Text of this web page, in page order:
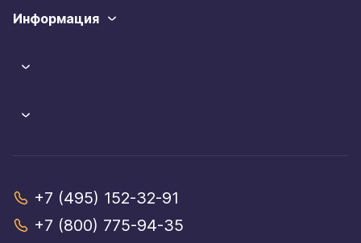
Информация
+7 (495) 152-32-91
+7 (800) 775-94-35